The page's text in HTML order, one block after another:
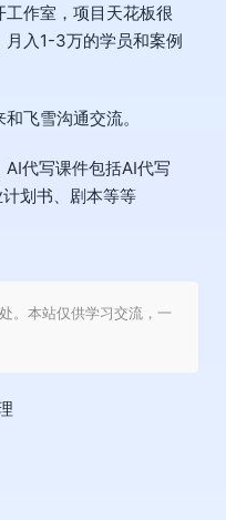
作室，项目天花板很
月入1-3万的学员和案例
飞雪沟通交流。
代写课件包括AI代写
划书、剧本等等
。本站仅供学习交流，一